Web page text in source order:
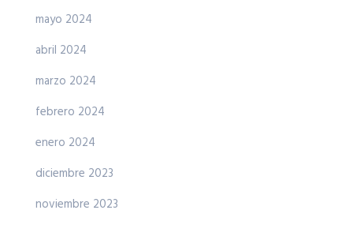
mayo 2024
abril 2024
marzo 2024
febrero 2024
enero 2024
diciembre 2023
noviembre 2023